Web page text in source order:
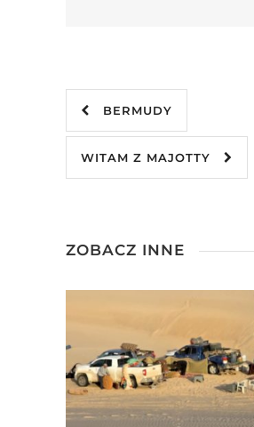
BERMUDY
WITAM Z MAJOTTY
ZOBACZ INNE